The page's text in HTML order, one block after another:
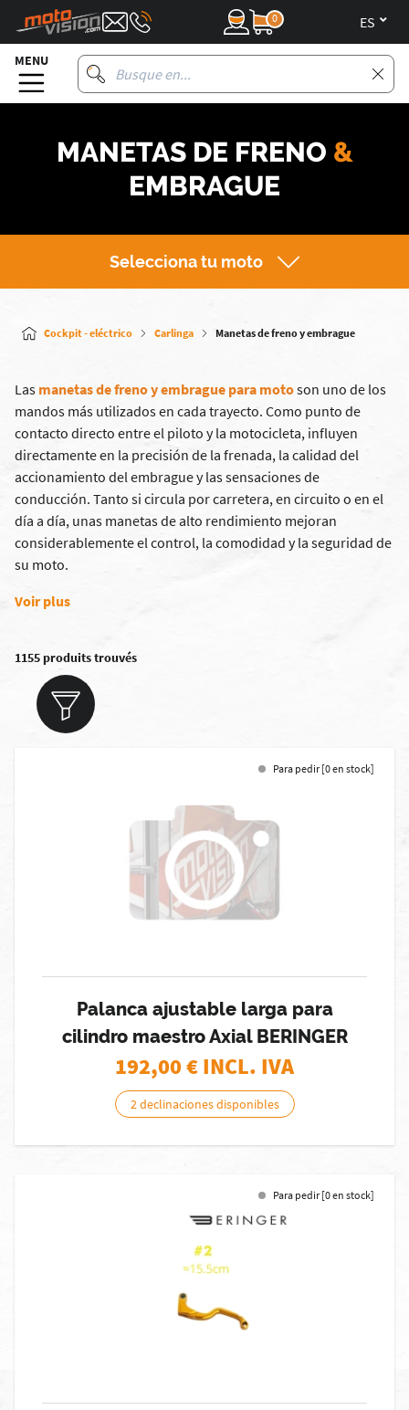
0
MENU
MANETAS DE FRENO &
EMBRAGUE
Selecciona tu moto
Cockpit - eléctrico Carlinga Manetas de freno y embrague
Las manetas de freno y embrague para motoson uno de los
mandos más utilizados en cada trayecto. Como punto de
contacto directo entre el piloto y la motocicleta, influyen
directamente en la precisión de la frenada, la calidad del
accionamiento del embrague y las sensaciones de
conducción. Tanto si circula por carretera, en circuito o en el
día a día, unas manetas de alto rendimiento mejoran
considerablemente el control, la comodidad y la seguridad de
su moto.
Voir plus
1155 produits trouvés
Para pedir [0 en stock]
Palanca ajustable larga para
cilindro maestro Axial BERINGER
192,00€ INCL. IVA
2 declinaciones disponibles
Para pedir [0 en stock]